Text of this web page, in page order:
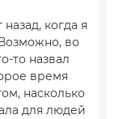
когда я
во
то назвал
время
насколько
для людей